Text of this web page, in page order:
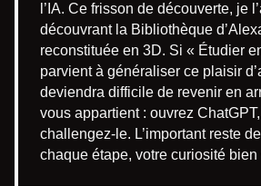
l’IA. Ce frisson de découverte, je
découvrant la Bibliothèque
reconstituée en 3D. Si « Étudier
parvient à généraliser ce plaisir
deviendra difficile de revenir en
vous appartient : ouvrez
challengez-le. L’important reste
chaque étape, votre curiosité bien